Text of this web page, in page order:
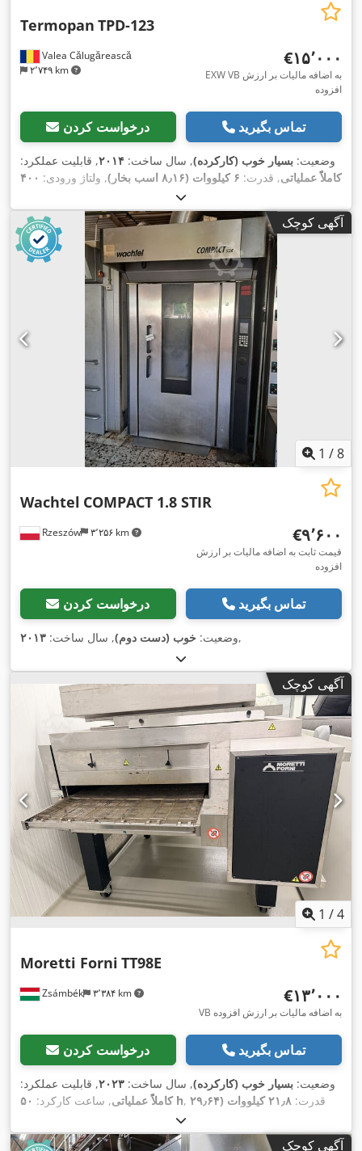
Valea Călugărească
۲٬۷۴۹ km
Termopan TPD-123
‎€۱۵٬۰۰۰
EXW VB به اضافه مالیات بر ارزش
افزوده
درخواست کردن تماس بگیرید
وضعیت: بسیار خوب (کارکرده), سال ساخت: ۲۰۱۴, قابلیت عملکرد:
کاملاً عملیاتی, قدرت: ۶ کیلووات (۸٫۱۶ اسب بخار) , ولتاژ ورودی: ۴۰۰
, نوع جریان ورودی:
محفظه‌ها:۲, نوع سوخت:گاز, سال آخرین تعمیرات اساسی:۲۰۲۶,
تجهیزات:نشان CE, آگهی کوچک
1 /8
Rzeszów ۳٬۲۵۶ km
Wachtel COMPACT 1.8 STIR
‎€۹٬۶۰۰
قیمت ثابت به اضافه مالیات بر ارزش
افزوده
درخواست کردن تماس بگیرید
وضعیت: خوب (دست دوم), سال ساخت: ۲۰۱۳ ,
آگهی کوچک
1 /4
Zsámbék ۳٬۳۸۴ km
Moretti Forni TT98E
‎€۱۳٬۰۰۰
VB به اضافه مالیات بر ارزش افزوده
درخواست کردن تماس بگیرید
وضعیت: بسیار خوب (کارکرده), سال ساخت: ۲۰۲۳, قابلیت عملکرد:
کاملاً عملیاتی, ساعت کارکرد: ۵۰ h , قدرت:
۲۱٫۸ کیلووات (۲۹٫۶۴
, وزن
کل:۳۵۸ کیلوگرم , نوع سوخت:برقی, تجهیزات:مستندات / راهنما,
آگهی کوچک